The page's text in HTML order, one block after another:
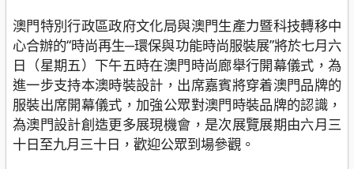
澳門特別行政區政府文化局與澳門生產力暨科技轉移中
心合辦的“時尚再生─環保與功能時尚服裝展”將於七月六
日（星期五）下午五時在澳門時尚廊舉行開幕儀式，為
進一步支持本澳時裝設計，出席嘉賓將穿着澳門品牌的
服裝出席開幕儀式，加強公眾對澳門時裝品牌的認識，
為澳門設計創造更多展現機會，是次展覽展期由六月三
十日至九月三十日，歡迎公眾到場參觀。